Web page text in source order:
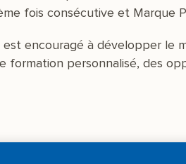
fois consécutive et Marque
encouragé à développer le
formation personnalisé, des